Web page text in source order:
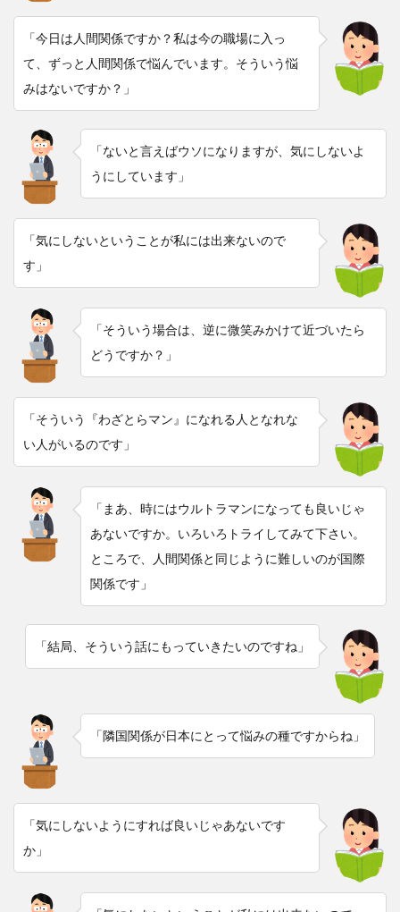
「今日は人間関係ですか？私は今の職場に入っ
て、ずっと人間関係で悩んでいます。そういう悩
みはないですか？」
「ないと言えばウソになりますが、気にしないよ
うにしています」
「気にしないということが私には出来ないので
す」
「そういう場合は、逆に微笑みかけて近づいたら
どうですか？」
「そういう『わざとらマン』になれる人となれな
い人がいるのです」
「まあ、時にはウルトラマンになっても良いじゃ
あないですか。いろいろトライしてみて下さい。
ところで、人間関係と同じように難しいのが国際
関係です」
「結局、そういう話にもっていきたいのですね」
「隣国関係が日本にとって悩みの種ですからね」
「気にしないようにすれば良いじゃあないです
か」